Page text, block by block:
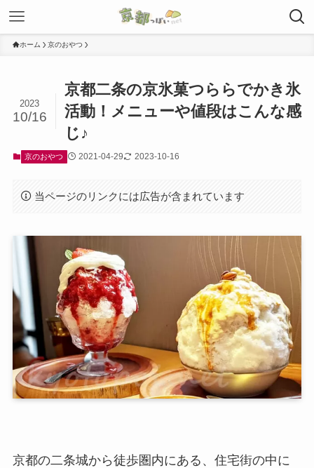
ホーム 京のおやつ
京都二条の京氷菓つららでかき氷
活動！メニューや値段はこんな感
じ♪
2023
10/16
京のおやつ 2021-04-29 2023-10-16
当ページのリンクには広告が含まれています
京都の二条城から徒歩圏内にある、住宅街の中に